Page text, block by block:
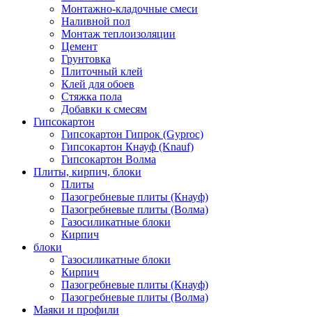
Монтажно-кладочные смеси
Наливной пол
Монтаж теплоизоляции
Цемент
Грунтовка
Плиточный клей
Клей для обоев
Стяжка пола
Добавки к смесям
Гипсокартон
Гипсокартон Гипрок (Gyproc)
Гипсокартон Кнауф (Knauf)
Гипсокартон Волма
Плиты, кирпич, блоки
Плиты
Пазогребневые плиты (Кнауф)
Пазогребневые плиты (Волма)
Газосиликатные блоки
Кирпич
блоки
Газосиликатные блоки
Кирпич
Пазогребневые плиты (Кнауф)
Пазогребневые плиты (Волма)
Маяки и профили